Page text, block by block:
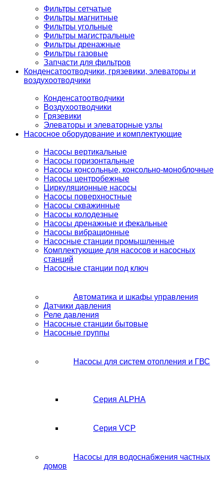
Фильтры сетчатые
Фильтры магнитные
Фильтры угольные
Фильтры магистральные
Фильтры дренажные
Фильтры газовые
Запчасти для фильтров
Конденсатоотводчики, грязевики, элеваторы и
воздухоотводчики
Конденсатоотводчики
Воздухоотводчики
Грязевики
Элеваторы и элеваторные узлы
Насосное оборудование и комплектующие
Насосы вертикальные
Насосы горизонтальные
Насосы консольные, консольно-моноблочные
Насосы центробежные
Циркуляционные насосы
Насосы поверхностные
Насосы скважинные
Насосы колодезные
Насосы дренажные и фекальные
Насосы вибрационные
Насосные станции промышленные
Комплектующие для насосов и насосных
станций
Насосные станции под ключ
Автоматика и шкафы управления
Датчики давления
Реле давления
Насосные станции бытовые
Насосные группы
Насосы для систем отопления и ГВС
Серия ALPHA
Серия VCP
Насосы для водоснабжения частных
домов